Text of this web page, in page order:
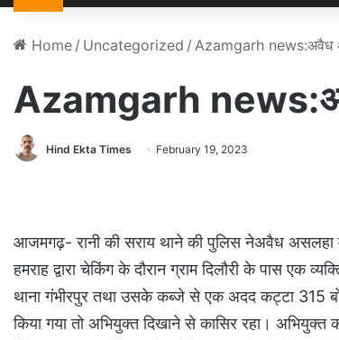
Home / Uncategorized / Azamgarh news:अवैध
Azamgarh
Hind Ekta Times February 19, 2023
आजमगढ़- रानी की सराय थाने की पुलिस नेअवैध असलहा
हमराह द्वारा चेकिंग के दौरान ग्राम दिलौरी के पास एक
थाना गंभीरपुर तथा उसके कब्जे से एक अदद कट्टा 315
किया गया तो अभियुक्त दिखाने से कासिर रहा।